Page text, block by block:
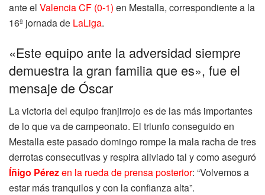
ante el Valencia CF (0-1) en Mestalla, correspondiente a la
16ª jornada de LaLiga.
«Este equipo ante la adversidad siempre
demuestra la gran familia que es», fue el
mensaje de Óscar
La victoria del equipo franjirrojo es de las más importantes
de lo que va de campeonato. El triunfo conseguido en
Mestalla este pasado domingo rompe la mala racha de tres
derrotas consecutivas y respira aliviado tal y como aseguró
Íñigo Pérezen la rueda de prensa posterior: “Volvemos a
estar más tranquilos y con la confianza alta”.